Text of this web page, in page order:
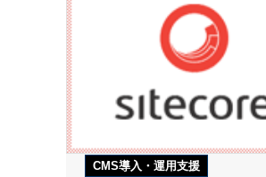
CMS導入・運用支援